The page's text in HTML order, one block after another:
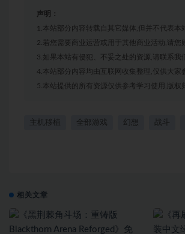
声明：
1.本站部分内容转载自其它媒体,但并不代表本
2.若您需要商业运营或用于其他商业活动,请您
3.如果本站有侵犯、不妥之处的资源,请联系我
4.本站部分内容均由互联网收集整理,仅供大家
5.本站提供的所有资源仅供参考学习使用,版
主机移植 全部游戏 幻想 战斗
相关文章